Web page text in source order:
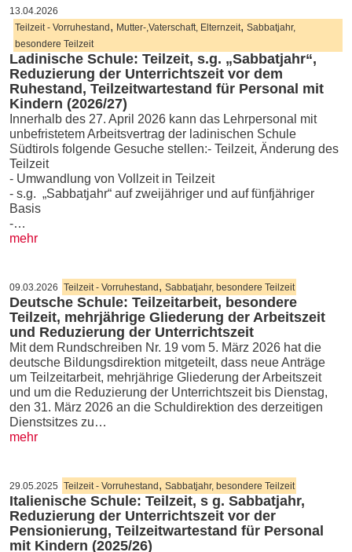
13.04.2026
Teilzeit - Vorruhestand , Mutter-,Vaterschaft, Elternzeit, Sabbatjahr,
besondere Teilzeit
Ladinische Schule: Teilzeit, s.g. „Sabbatjahr“,
Reduzierung der Unterrichtszeit vor dem
Ruhestand, Teilzeitwartestand für Personal mit
Kindern (2026/27)
Innerhalb des 27. April 2026 kann das Lehrpersonal mit
unbefristetem Arbeitsvertrag der ladinischen Schule
Südtirols folgende Gesuche stellen:- Teilzeit, Änderung des
Teilzeit
- Umwandlung von Vollzeit in Teilzeit
- s.g. „Sabbatjahr“ auf zweijähriger und auf fünfjähriger
Basis
-…
mehr
09.03.2026 Teilzeit - Vorruhestand , Sabbatjahr, besondere Teilzeit
Deutsche Schule: Teilzeitarbeit, besondere
Teilzeit, mehrjährige Gliederung der Arbeitszeit
und Reduzierung der Unterrichtszeit
Mit dem Rundschreiben Nr. 19 vom 5. März 2026 hat die
deutsche Bildungsdirektion mitgeteilt, dass neue Anträge
um Teilzeitarbeit, mehrjährige Gliederung der Arbeitszeit
und um die Reduzierung der Unterrichtszeit bis Dienstag,
den 31. März 2026 an die Schuldirektion des derzeitigen
Dienstsitzes zu…
mehr
29.05.2025 Teilzeit - Vorruhestand , Sabbatjahr, besondere Teilzeit
Italienische Schule: Teilzeit, s g. Sabbatjahr,
Reduzierung der Unterrichtszeit vor der
Pensionierung, Teilzeitwartestand für Personal
mit Kindern (2025/26)